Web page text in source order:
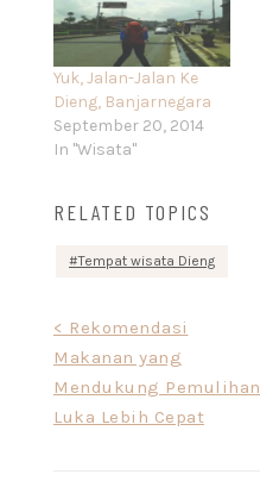
Yuk, Jalan-Jalan Ke
Dieng, Banjarnegara
September 20, 2014
In "Wisata"
RELATED TOPICS
Tempat wisata Dieng
navigation
< Rekomendasi
Makanan yang
Mendukung Pemulihan
Luka Lebih Cepat